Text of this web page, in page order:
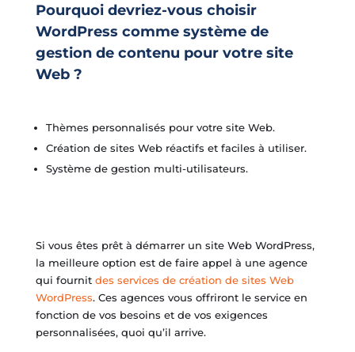
Pourquoi devriez-vous choisir
WordPress comme système de
gestion de contenu pour votre site
Web ?
Thèmes personnalisés pour votre site Web.
Création de sites Web réactifs et faciles à utiliser.
Système de gestion multi-utilisateurs.
Si vous êtes prêt à démarrer un site Web WordPress,
la meilleure option est de faire appel à une agence
qui fournit des services de création de sites Web
WordPress. Ces agences vous offriront le service en
fonction de vos besoins et de vos exigences
personnalisées, quoi qu’il arrive.